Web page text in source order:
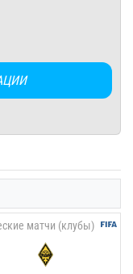
матчи (клубы)